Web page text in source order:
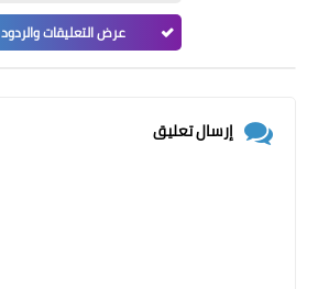
عرض التعليقات والردود
إرسال تعليق